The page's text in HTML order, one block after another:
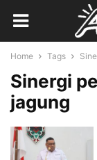
Home Tags
Sinergi
jagung